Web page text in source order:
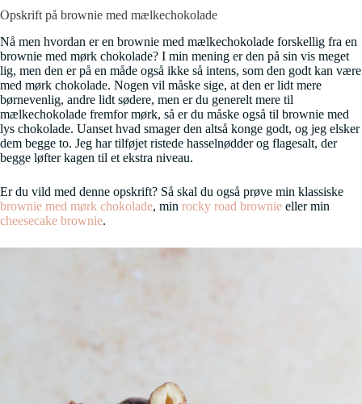
Opskrift på brownie med mælkechokolade
Nå men hvordan er en brownie med mælkechokolade forskellig fra en
brownie med mørk chokolade? I min mening er den på sin vis meget
lig, men den er på en måde også ikke så intens, som den godt kan være
med mørk chokolade. Nogen vil måske sige, at den er lidt mere
børnevenlig, andre lidt sødere, men er du generelt mere til
mælkechokolade fremfor mørk, så er du måske også til brownie med
lys chokolade. Uanset hvad smager den altså konge godt, og jeg elsker
dem begge to. Jeg har tilføjet ristede hasselnødder og flagesalt, der
begge løfter kagen til et ekstra niveau.
Er du vild med denne opskrift? Så skal du også prøve min klassiske
brownie med mørk chokolade, min rocky road brownie eller min
cheesecake brownie.